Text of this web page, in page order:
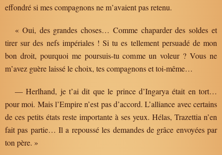
effondré si mes compagnons ne m’avaient pas retenu.
« Oui, des grandes choses… Comme chaparder des soldes et
tirer sur des nefs impériales ! Si tu es tellement persuadé de mon
bon droit, pourquoi me poursuis-tu comme un voleur ? Vous ne
m’avez guère laissé le choix, tes compagnons et toi-même…
— Herlhand, je t’ai dit que le prince d’Ingarya était en tort…
pour moi. Mais l’Empire n’est pas d’accord. L’alliance avec certains
de ces petits états reste importante à ses yeux. Hélas, Trazettia n’en
fait pas partie… Il a repoussé les demandes de grâce envoyées par
ton père. »